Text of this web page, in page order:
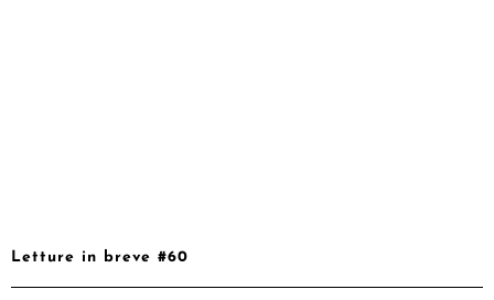
Letture in breve #60